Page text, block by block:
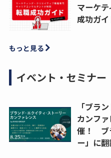
マーケ
成功ガイ
もっと見る
イベント・セミナー
「ブラ
カンフ
催！ ブ
ー」に